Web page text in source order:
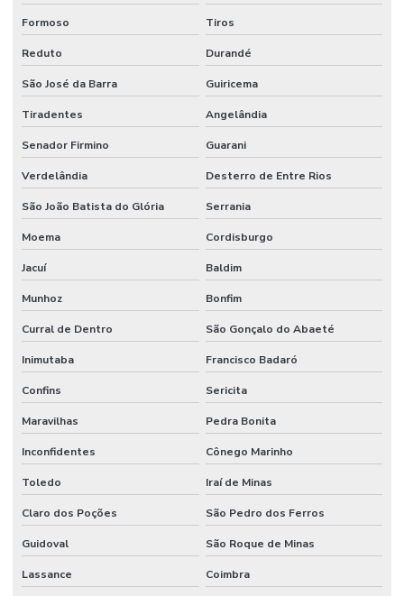
Formoso Tiros
Reduto Durandé
São José da Barra Guiricema
Tiradentes Angelândia
Senador Firmino Guarani
Verdelândia Desterro de Entre Rios
São João Batista do Glória Serrania
Moema Cordisburgo
Jacuí Baldim
Munhoz Bonfim
Curral de Dentro São Gonçalo do Abaeté
Inimutaba Francisco Badaró
Confins Sericita
Maravilhas Pedra Bonita
Inconfidentes Cônego Marinho
Toledo Iraí de Minas
Claro dos Poções São Pedro dos Ferros
Guidoval São Roque de Minas
Lassance Coimbra